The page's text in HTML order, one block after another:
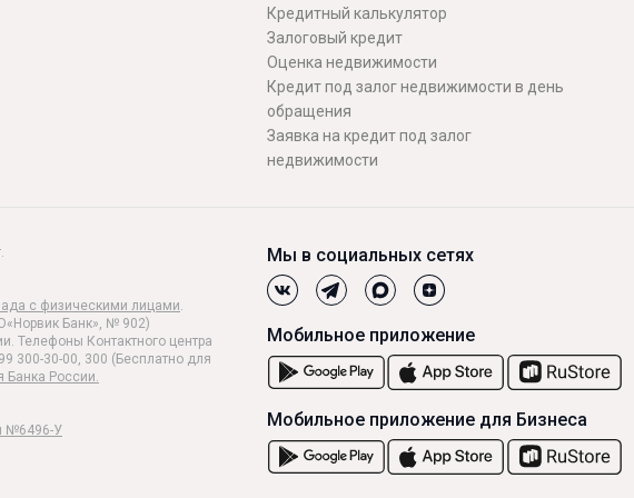
Кредитный калькулятор
Залоговый кредит
Оценка недвижимости
Кредит под залог недвижимости в день
обращения
Заявка на кредит под залог
недвижимости
с физическими лицами.
Банк», № 902)
Телефоны Контактного центра
300-30-00, 300 (Бесплатно для
Банка России.
№6496-У
Мы в социальных сетях
Мобильное приложение
Мобильное приложение для Бизнеса